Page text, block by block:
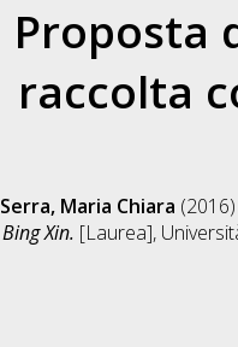
Proposta
raccolta
Serra, Maria Chiara (2016)
Bing Xin. [Laurea],